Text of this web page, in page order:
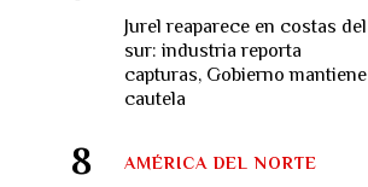
Jurel reaparece en costas del
sur: industria reporta
capturas, Gobierno mantiene
cautela
AMÉRICA DEL NORTE